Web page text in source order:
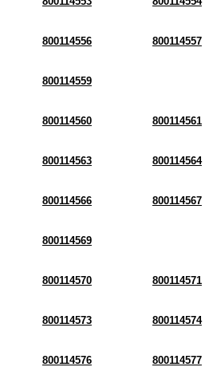
800114556 800114557
800114559
800114560 800114561
800114563 800114564
800114566 800114567
800114569
800114570 800114571
800114573 800114574
800114576 800114577